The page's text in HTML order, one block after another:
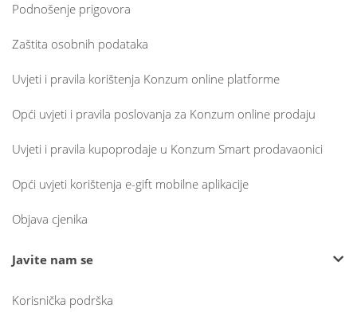
Podnošenje prigovora
Zaštita osobnih podataka
Uvjeti i pravila korištenja Konzum online platforme
Opći uvjeti i pravila poslovanja za Konzum online prodaju
Uvjeti i pravila kupoprodaje u Konzum Smart prodavaonici
Opći uvjeti korištenja e-gift mobilne aplikacije
Objava cjenika
Javite nam se
Korisnička podrška